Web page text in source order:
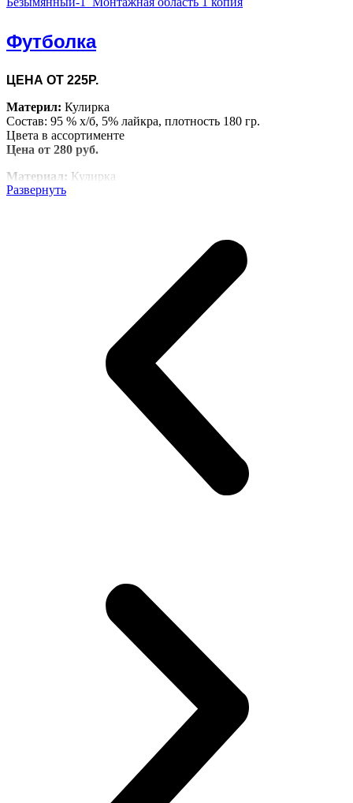
Футболка
ЦЕНА ОТ 225Р.
Материл: Кулирка
Состав: 95 % х/б, 5% лайкра, плотность 180 гр.
Цвета в ассортименте
Цена от 280 руб.
Материал: Кулирка
Состав: 100% х/б, плотность 160 гр.
Развернуть